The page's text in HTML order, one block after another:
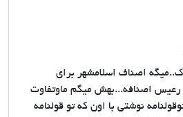
اصناف اسلامشهر برای
رعیس اصنافه...بهش میگم‌ ماوتفاوت
نوشتی با اون که تو قولنامه